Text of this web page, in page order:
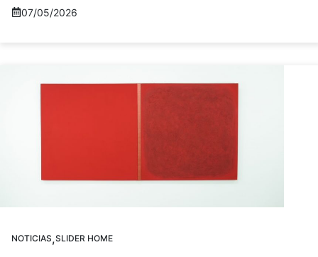
07/05/2026
NOTICIAS,SLIDER HOME